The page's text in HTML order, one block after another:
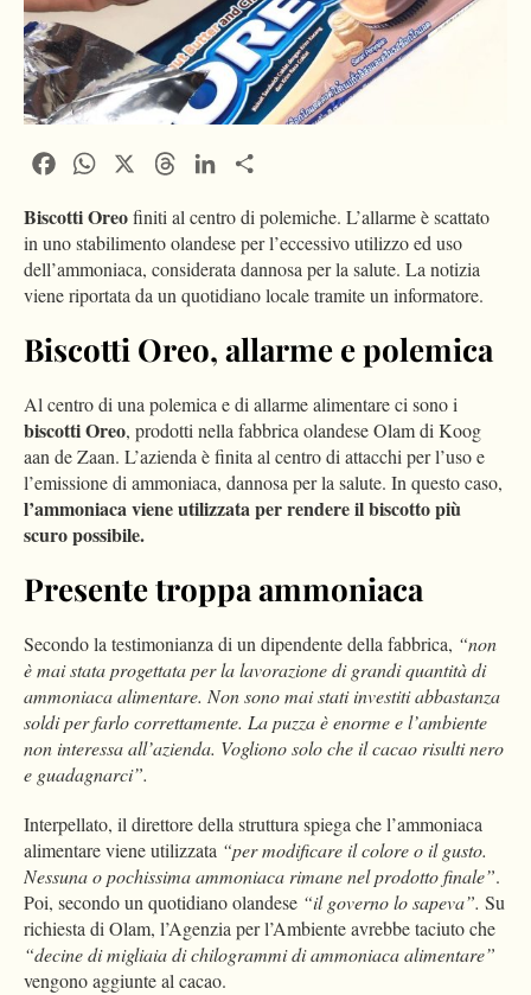
FacebookWhatsApp ThreadsLinkedIn
Biscotti Oreofiniti al centro di polemiche. L’allarme è scattato
in uno stabilimento olandese per l’eccessivo utilizzo ed uso
dell’ammoniaca, considerata dannosa per la salute. La notizia
viene riportata da un quotidiano locale tramite un informatore.
Biscotti Oreo, allarme e polemica
Al centro di una polemica e di allarme alimentare ci sono i
biscotti Oreo, prodotti nella fabbrica olandese Olam di Koog
aan de Zaan. L’azienda è finita al centro di attacchi per l’uso e
l’emissione di ammoniaca, dannosa per la salute. In questo caso,
l’ammoniaca viene utilizzata per rendere il biscotto più
scuro possibile.
Presente troppa ammoniaca
Secondo la testimonianza di un dipendente della fabbrica, “non
è mai stata progettata per la lavorazione di grandi quantità di
ammoniaca alimentare. Non sono mai stati investiti abbastanza
soldi per farlo correttamente. La puzza è enorme e l’ambiente
non interessa all’azienda. Vogliono solo che il cacao risulti nero
e guadagnarci”.
Interpellato, il direttore della struttura spiega che l’ammoniaca
alimentare viene utilizzata “per modificare il colore o il gusto.
Nessuna o pochissima ammoniaca rimane nel prodotto finale”.
Poi, secondo un quotidiano olandese “il governo lo sapeva”. Su
richiesta di Olam, l’Agenzia per l’Ambiente avrebbe taciuto che
“decine di migliaia di chilogrammi di ammoniaca alimentare”
vengono aggiunte al cacao.